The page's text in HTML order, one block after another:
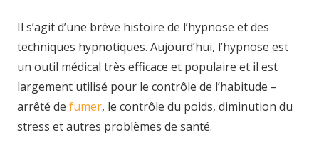
Il s’agit d’une brève histoire de l’hypnose et des
techniques hypnotiques. Aujourd’hui, l’hypnose est
un outil médical très efficace et populaire et il est
largement utilisé pour le contrôle de l’habitude –
arrêté de fumer, le contrôle du poids, diminution du
stress et autres problèmes de santé.